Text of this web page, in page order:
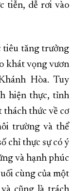
tiễn, dễ rơi vào
tiêu tăng trưởng
khát vọng vươn
Hòa. Tuy
hiện thực, tỉnh
thách thức về cơ
trường và thể
chỉ thực sự có ý
và hạnh phúc
cùng của một